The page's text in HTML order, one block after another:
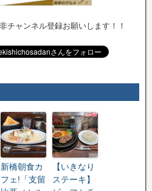
チャンネル登録お願いします！！
新橋朝食カ
フェ!「支留
【いきなり
ステーキ】